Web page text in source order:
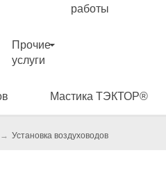
работы
Прочие
услуги
Мастика ТЭКТОР®
Установка воздуховодов